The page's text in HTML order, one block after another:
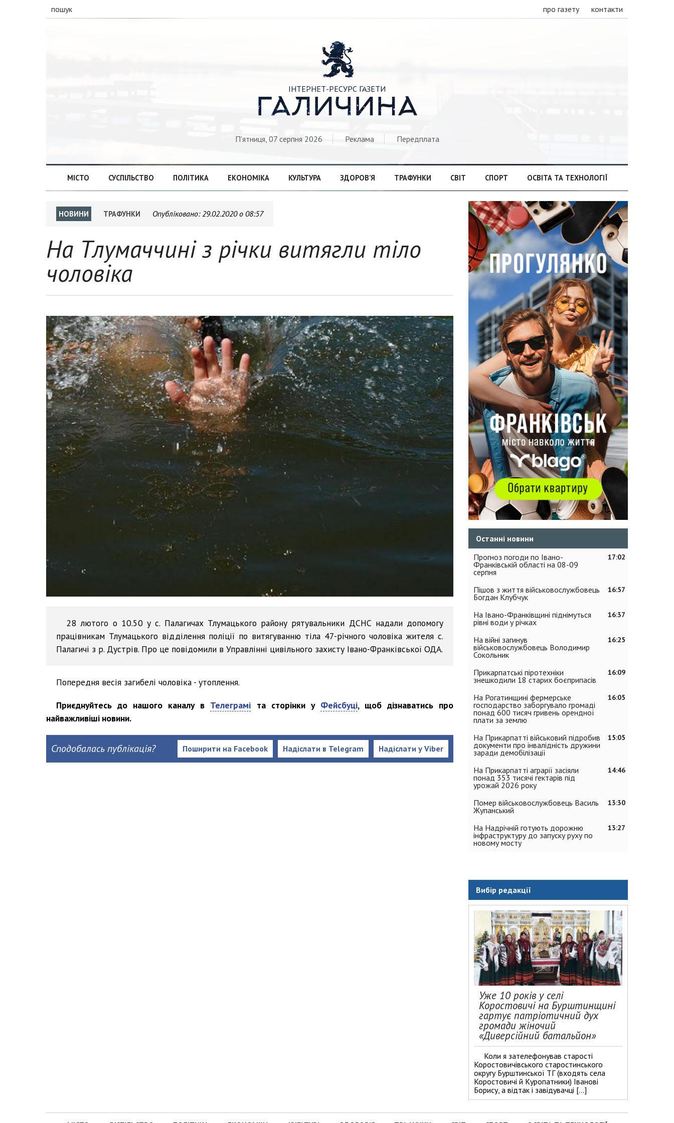
пошук про газету контакти

ІНТЕРНЕТ-РЕСУРС ГАЗЕТИ
ГАЛИЧИНА
П'ятниця, 07 серпня 2026 Реклама Передплата
МІСТО СУСПІЛЬСТВО ПОЛІТИКА ЕКОНОМІКА КУЛЬТУРА ЗДОРОВ’Я ТРАФУНКИ СВІТ СПОРТ ОСВІТА ТА ТЕХНОЛОГІЇ
НОВИНИ ТРАФУНКИ Опубліковано:29.02.2020 о 08:57
На Тлумаччині з річки витягли тіло
чоловіка
28 лютого о 10.50 у с. Палагичах Тлумацького району рятувальники ДСНС надали допомогу
працівникам Тлумацького відділення поліції по витягуванню тіла 47-річного чоловіка жителя с.
Палагичі з р. Дустрів. Про це повідомили в Управлінні цивільного захисту Івано-Франківської ОДА.
Попередня весія загибелі чоловіка - утоплення.
Приєднуйтесь до нашого каналу в Телеграмі та сторінки у Фейсбуці, щоб дізнаватись про
найважливіші новини.
Сподобалась публікація? Надіслати у Viber
Надіслати в Telegram
Поширити на Facebook
Останні новини
17:02
Прогноз погоди по Івано-
Франківській області на 08-09
серпня
16:57
Пішов з життя військовослужбовець
Богдан Клубчук
16:37
На Івано-Франківщині піднімуться
рівні води у річках
16:25
На війні загинув
військовослужбовець Володимир
Сокольник
16:09
Прикарпатські піротехніки
знешкодили 18 старих боєприпасів
16:05
На Рогатинщині фермерське
господарство заборгувало громаді
понад 600 тисяч гривень орендної
плати за землю
15:05
На Прикарпатті військовий підробив
документи про інвалідність дружини
заради демобілізації
14:46
На Прикарпатті аграрії засіяли
понад 353 тисячі гектарів під
урожай 2026 року
13:30
Помер військовослужбовець Василь
Жупанський
13:27
На Надрічній готують дорожню
інфраструктуру до запуску руху по
новому мосту
Вибір редакції
Уже 10 років у селі
Коростовичі на Бурштинщині
гартує патріотичний дух
громади жіночий
«Диверсійний батальйон»
Коли я зателефонував старості
Коростовичівського старостинського
округу Бурштинської ТГ (входять села
Коростовичі й Куропатники) Іванові
Борису, а відтак і завідувачці […]